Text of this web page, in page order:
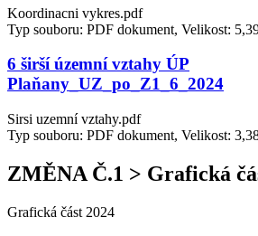
Koordinacni vykres.pdf
Typ souboru: PDF dokument, Velikost:
6 širší územní vztahy ÚP
Plaňany_UZ_po_Z1_6_2024
Sirsi uzemní vztahy.pdf
Typ souboru: PDF dokument, Velikost:
ZMĚNA Č.1 > Grafická
Grafická část 2024